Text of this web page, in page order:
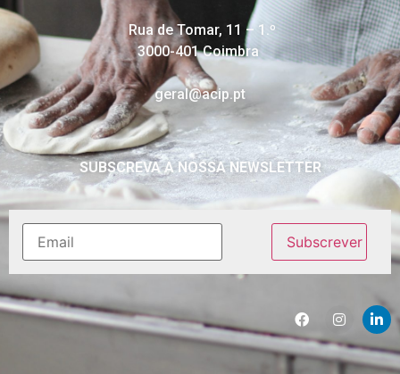
Rua de Tomar, 11 – 1.º
3000-401 Coimbra
geral@acip.pt
SUBSCREVA A NOSSA NEWSLETTER